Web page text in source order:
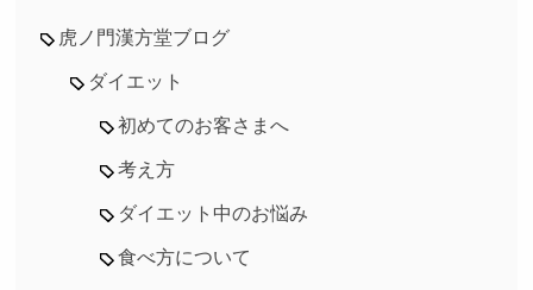
虎ノ門漢方堂ブログ
ダイエット
初めてのお客さまへ
考え方
ダイエット中のお悩み
食べ方について